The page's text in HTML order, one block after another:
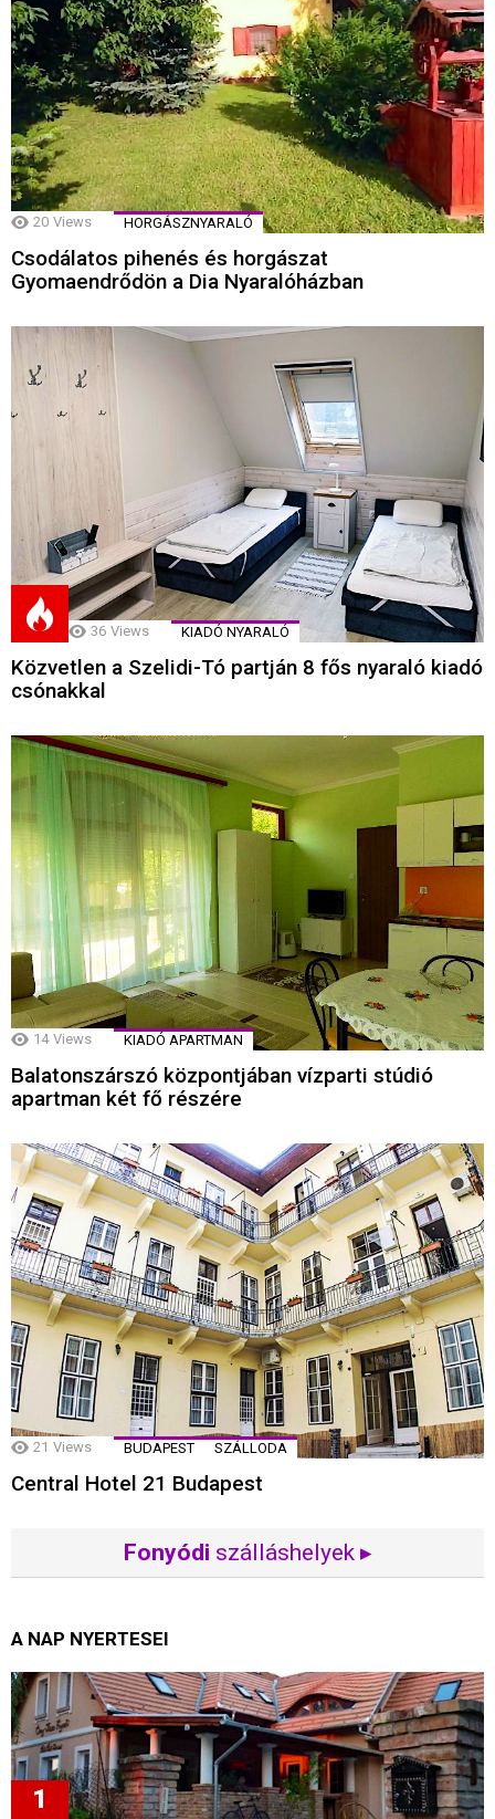
20 Views HORGÁSZNYARALÓ
Csodálatos pihenés és horgászat
Gyomaendrődön a Dia Nyaralóházban
36 Views KIADÓ NYARALÓ
Közvetlen a Szelidi-Tó partján 8 fős nyaraló kiadó
csónakkal
14 Views KIADÓ APARTMAN
Balatonszárszó központjában vízparti stúdió
apartman két fő részére
21 Views BUDAPEST SZÁLLODA
Central Hotel 21 Budapest
Fonyódi szálláshelyek ▸
A NAP NYERTESEI